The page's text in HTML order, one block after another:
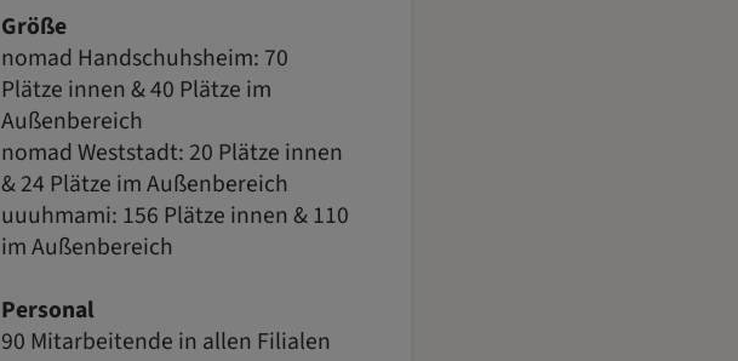
Größe
nomad Handschuhsheim: 70
Plätze innen & 40 Plätze im
Außenbereich
nomad Weststadt: 20 Plätze innen
& 24 Plätze im Außenbereich
uuuhmami: 156 Plätze innen & 110
im Außenbereich
Personal
90 Mitarbeitende in allen Filialen